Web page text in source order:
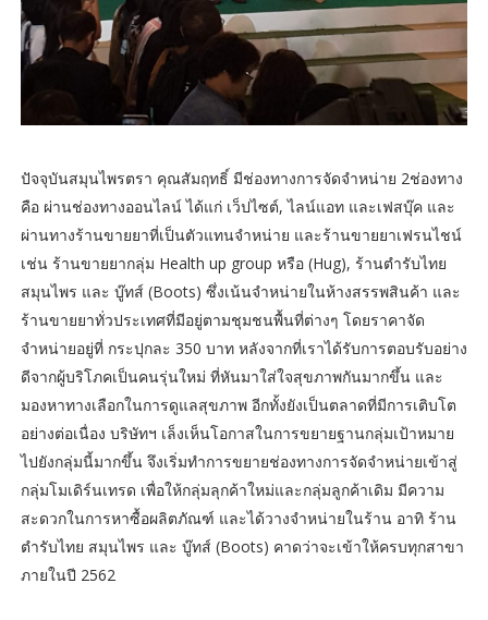
ปัจจุบันสมุนไพรตรา คุณสัมฤทธิ์ มีช่องทางการจัดจำหน่าย 2ช่องทาง
คือ ผ่านช่องทางออนไลน์ ได้แก่ เว็ปไซต์, ไลน์แอท และเฟสบุ๊ค และ
ผ่านทางร้านขายยาที่เป็นตัวแทนจำหน่าย และร้านขายยาเฟรนไชน์
เช่น ร้านขายยากลุ่ม Health up group หรือ (Hug), ร้านตำรับไทย
สมุนไพร และ บู๊ทส์ (Boots) ซึ่งเน้นจำหน่ายในห้างสรรพสินค้า และ
ร้านขายยาทั่วประเทศที่มีอยู่ตามชุมชนพื้นที่ต่างๆ โดยราคาจัด
จำหน่ายอยู่ที่ กระปุกละ 350 บาท หลังจากที่เราได้รับการตอบรับอย่าง
ดีจากผู้บริโภคเป็นคนรุ่นใหม่ ที่หันมาใส่ใจสุขภาพกันมากขึ้น และ
มองหาทางเลือกในการดูแลสุขภาพ อีกทั้งยังเป็นตลาดที่มีการเติบโต
อย่างต่อเนื่อง บริษัทฯ เล็งเห็นโอกาสในการขยายฐานกลุ่มเป้าหมาย
ไปยังกลุ่มนี้มากขึ้น จึงเริ่มทำการขยายช่องทางการจัดจำหน่ายเข้าสู่
กลุ่มโมเดิร์นเทรด เพื่อให้กลุ่มลุกค้าใหม่และกลุ่มลูกค้าเดิม มีความ
สะดวกในการหาซื้อผลิตภัณฑ์ และได้วางจำหน่ายในร้าน อาทิ ร้าน
ตำรับไทย สมุนไพร และ บู๊ทส์ (Boots) คาดว่าจะเข้าให้ครบทุกสาขา
ภายในปี 2562